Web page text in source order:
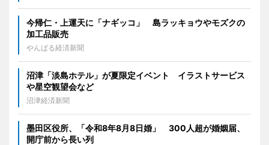
今帰仁・上運天に「ナギッコ」 島ラッキョウやモズクの
加工品販売
やんばる経済新聞
沼津「淡島ホテル」が夏限定イベント イラストサービス
や星空観望会など
沼津経済新聞
墨田区役所、「令和8年8月8日婚」 300人超が婚姻届、
開庁前から長い列